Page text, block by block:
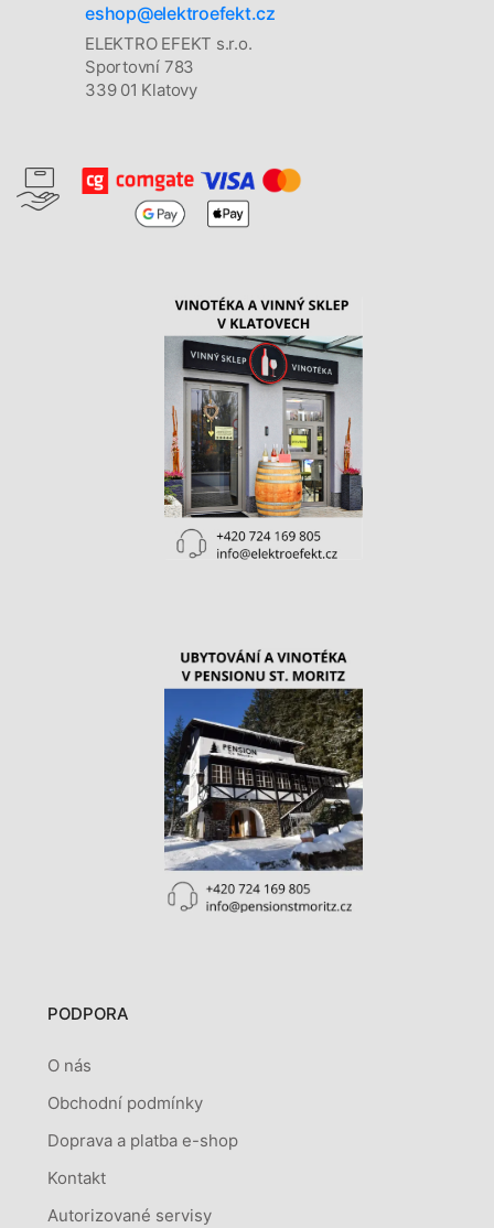
eshop@elektroefekt.cz
ELEKTRO EFEKT s.r.o.
Sportovní 783
339 01 Klatovy
PODPORA
O nás
Obchodní podmínky
Doprava a platba e-shop
Kontakt
Autorizované servisy